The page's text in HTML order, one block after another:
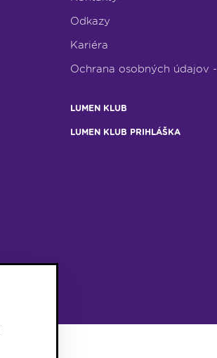
Odkazy
Kariéra
Ochrana osobných údajov
LUMEN KLUB
LUMEN KLUB PRIHLÁŠKA